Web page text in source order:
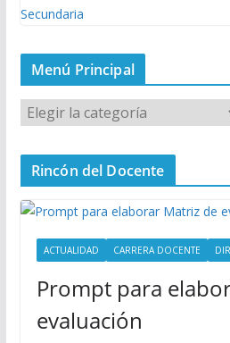
Menú Principal
M
e
n
P
Rincón del Docente
ACTUALIDAD CARRERA DOCENTE
Prompt para
evaluación